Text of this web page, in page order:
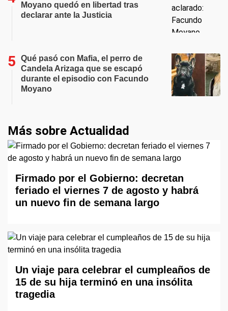
Moyano quedó en libertad tras
declarar ante la Justicia
Qué pasó con Mafia, el perro de
Candela Arizaga que se escapó
durante el episodio con Facundo
Moyano
Más sobre Actualidad
Firmado por el Gobierno: decretan
feriado el viernes 7 de agosto y habrá
un nuevo fin de semana largo
Un viaje para celebrar el cumpleaños de
15 de su hija terminó en una insólita
tragedia